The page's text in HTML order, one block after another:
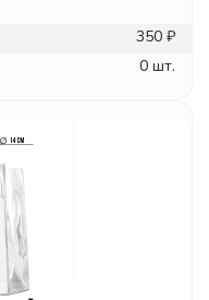
350 ₽
0 шт.